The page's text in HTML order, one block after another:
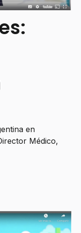
en
Médico,